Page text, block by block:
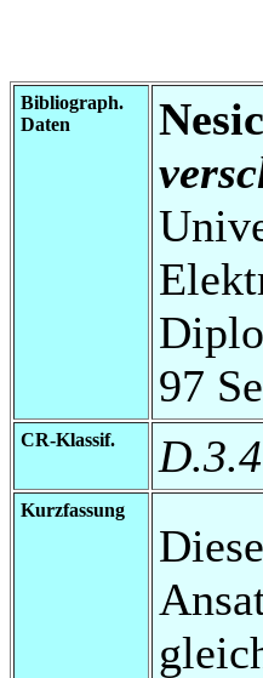
Bibliograph.
Daten
97
CR-Klassif.
Kurzfassung